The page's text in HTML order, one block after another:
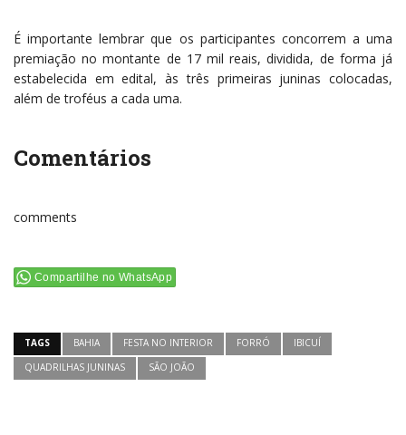
É importante lembrar que os participantes concorrem a uma
premiação no montante de 17 mil reais, dividida, de forma já
estabelecida em edital, às três primeiras juninas colocadas,
além de troféus a cada uma.
Comentários
comments
Compartilhe no WhatsApp
TAGS BAHIA FESTA NO INTERIOR FORRÓ
IBICUÍ
QUADRILHAS JUNINAS
SÃO JOÃO